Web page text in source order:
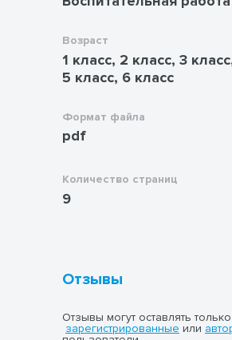
Возраст
1 класс, 2 класс, 3
5 класс, 6 класс
Формат файла
pdf
Количество страниц
9
Отзывы
Отзывы могут оставлять только
зарегистрированные или